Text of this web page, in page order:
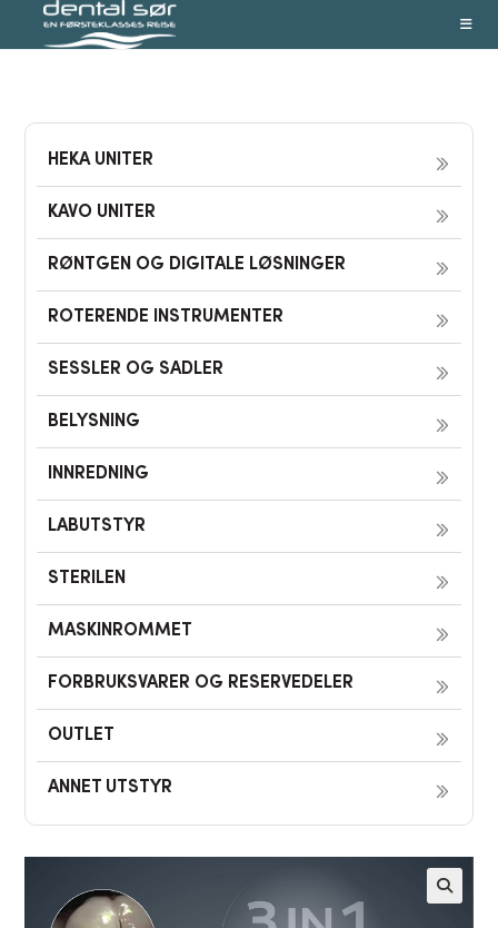
HEKA UNITER
KAVO UNITER
RØNTGEN OG DIGITALE LØSNINGER
ROTERENDE INSTRUMENTER
SESSLER OG SADLER
BELYSNING
INNREDNING
LABUTSTYR
STERILEN
MASKINROMMET
FORBRUKSVARER OG RESERVEDELER
OUTLET
ANNET UTSTYR